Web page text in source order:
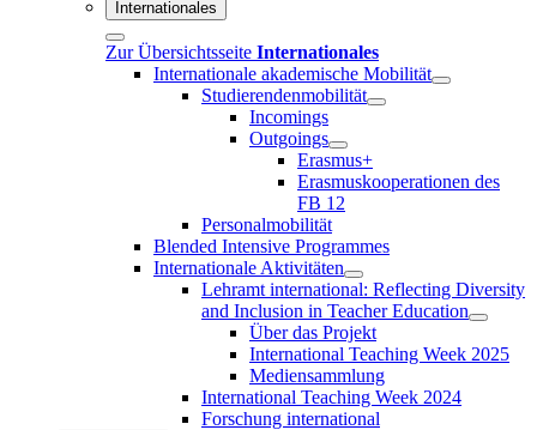
Internationales
Zur Übersichtsseite Internationales
Internationale akademische Mobilität
Studierendenmobilität
Incomings
Outgoings
Erasmus+
Erasmuskooperationen des
FB 12
Personalmobilität
Blended Intensive Programmes
Internationale Aktivitäten
Lehramt international: Reflecting Diversity
and Inclusion in Teacher Education
Über das Projekt
International Teaching Week 2025
Mediensammlung
International Teaching Week 2024
Forschung international